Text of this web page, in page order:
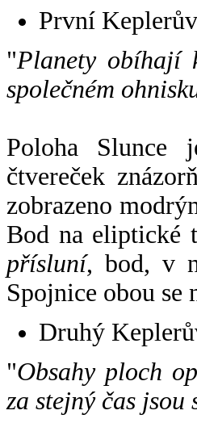
První
"Planety obíhají
společném
Poloha Slunce
čtvereček
zobrazeno
Bod na eliptické
přísluní, bod, v
Spojnice obou se
Druhý
"Obsahy ploch
za stejný čas jsou